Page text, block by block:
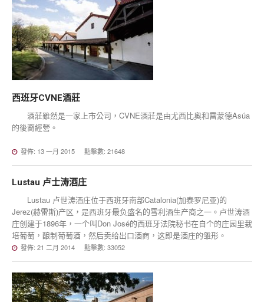
西班牙CVNE酒莊
酒莊雖然是一家上市公司，CVNE酒莊是由尤西比奧和雷蒙德Asúa
的後裔經營。
發佈: 13 一月 2015 點擊數: 21648
Lustau 卢士涛酒庄
Lustau 卢世涛酒庄位于西班牙南部Catalonia(加泰罗尼亚)的
Jerez(赫雷斯)产区，是西班牙最负盛名的雪利酒生产商之一。卢世涛酒
庄创建于1896年，一个叫Don José的西班牙法院秘书在自个的庄园里栽
培葡萄，酿制葡萄酒，然后卖给出口酒商，这即是酒庄的雏形。
發佈: 21 二月 2014 點擊數: 33052